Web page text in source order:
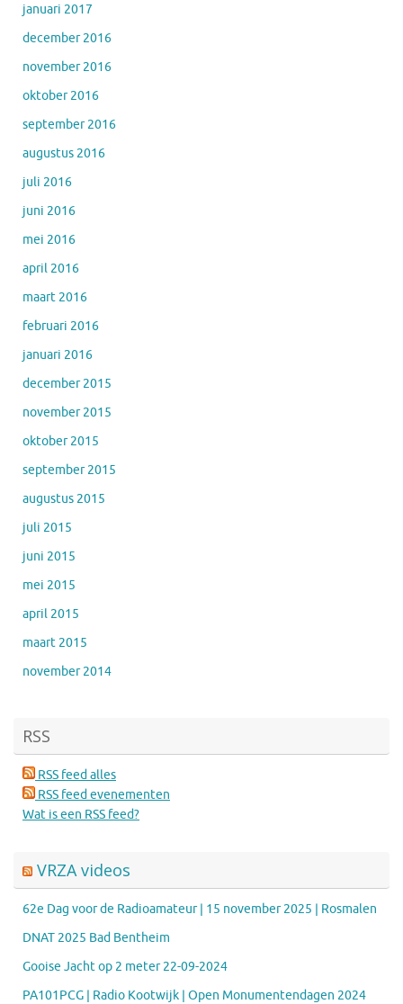
januari 2017
december 2016
november 2016
oktober 2016
september 2016
augustus 2016
juli 2016
juni 2016
mei 2016
april 2016
maart 2016
februari 2016
januari 2016
december 2015
november 2015
oktober 2015
september 2015
augustus 2015
juli 2015
juni 2015
mei 2015
april 2015
maart 2015
november 2014
RSS
RSS feed alles
RSS feed evenementen
Wat is een RSS feed?
VRZA videos
62e Dag voor de Radioamateur | 15 november 2025 | Rosmalen
DNAT 2025 Bad Bentheim
Gooise Jacht op 2 meter 22-09-2024
PA101PCG | Radio Kootwijk | Open Monumentendagen 2024